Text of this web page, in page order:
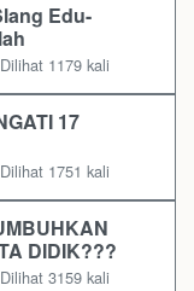
Edu-
1179 kali
17
1751 kali
DIDIK???
3159 kali